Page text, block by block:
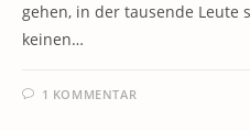
gehen, in der tausende Leute
keinen…
1 KOMMENTAR